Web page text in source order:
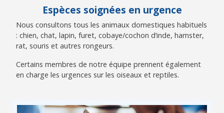
Espèces soignées en urgence
Nous consultons tous les animaux domestiques habituels
: chien, chat, lapin, furet, cobaye/cochon d’inde, hamster,
rat, souris et autres rongeurs.
Certains membres de notre équipe prennent également
en charge les urgences sur les oiseaux et reptiles.